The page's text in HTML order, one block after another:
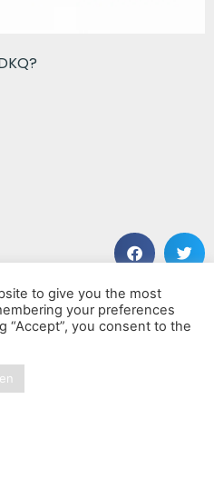
NÄCHSTER BEITRAG
Backbone
to give you the most
your preferences
“Accept”, you consent to the